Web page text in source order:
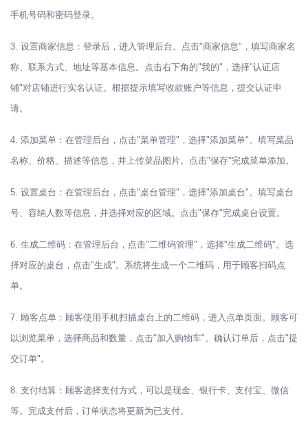
手机号码和密码登录。
3. 设置商家信息：登录后，进入管理后台。点击"商家信息"，填写商家名
称、联系方式、地址等基本信息。点击右下角的"我的"，选择"认证店
铺"对店铺进行实名认证。根据提示填写收款账户等信息，提交认证申
请。
4. 添加菜单：在管理后台，点击"菜单管理"，选择"添加菜单"。填写菜品
名称、价格、描述等信息，并上传菜品图片。点击"保存"完成菜单添加。
5. 设置桌台：在管理后台，点击"桌台管理"，选择"添加桌台"。填写桌台
号、容纳人数等信息，并选择对应的区域。点击"保存"完成桌台设置。
6. 生成二维码：在管理后台，点击"二维码管理"，选择"生成二维码"。选
择对应的桌台，点击"生成"。系统将生成一个二维码，用于顾客扫码点
单。
7. 顾客点单：顾客使用手机扫描桌台上的二维码，进入点单页面。顾客可
以浏览菜单，选择商品和数量，点击"加入购物车"。确认订单后，点击"提
交订单"。
8. 支付结算：顾客选择支付方式，可以是现金、银行卡、支付宝、微信
等。完成支付后，订单状态将更新为已支付。